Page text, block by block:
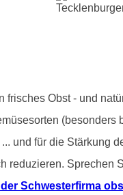
Obst - und
und für die Stärkung
Sprechen
Schwesterfirma